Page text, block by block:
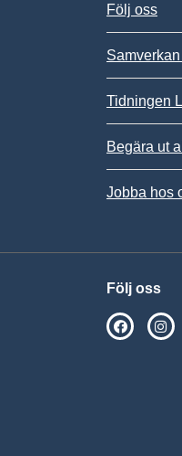
Följ oss
Tidningen
Begära ut
Jobba hos
Följ oss